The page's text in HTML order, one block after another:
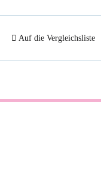
Auf die Vergleichsliste